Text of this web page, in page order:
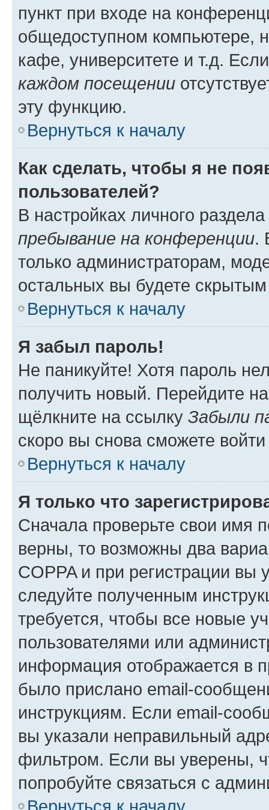
пункт при входе на
общедоступном компьютере,
кафе, университете и т.д.
каждом посещении
эту функцию.
Вернуться к началу
Как сделать, чтобы я не
пользователей?
В настройках личного
пребывание на конференции.
только администраторам,
остальных вы будете
Вернуться к началу
Я забыл пароль!
Не паникуйте! Хотя пароль
получить новый. Перейдите
щёлкните на ссылку Забыли
скоро вы снова сможете
Вернуться к началу
Я только что
Сначала проверьте свои имя
верны, то возможны два
COPPA и при регистрации вы
следуйте полученным
требуется, чтобы все новые
пользователями или
информация отображается в
было прислано email-
инструкциям. Если email-
вы указали неправильный
фильтром. Если вы уверены,
попробуйте связаться с
Вернуться к началу